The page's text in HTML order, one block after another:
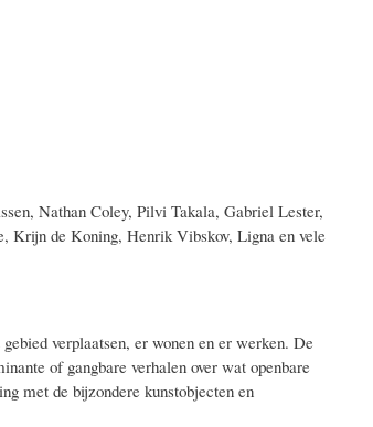
Nathan Coley, Pilvi Takala, Gabriel Lester,
Krijn de Koning, Henrik Vibskov, Ligna en vele
verplaatsen, er wonen en er werken. De
of gangbare verhalen over wat openbare
met de bijzondere kunstobjecten en